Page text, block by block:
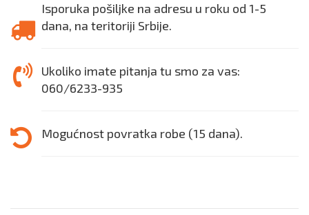
Isporuka pošiljke na adresu u roku od 1-5
dana, na teritoriji Srbije.
Ukoliko imate pitanja tu smo za vas:
060/6233-935
Mogućnost povratka robe (15 dana).